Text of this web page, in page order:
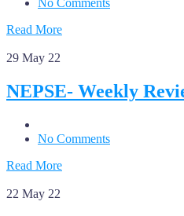
No Comments
Read More
29 May 22
NEPSE- Weekly
No Comments
Read More
22 May 22